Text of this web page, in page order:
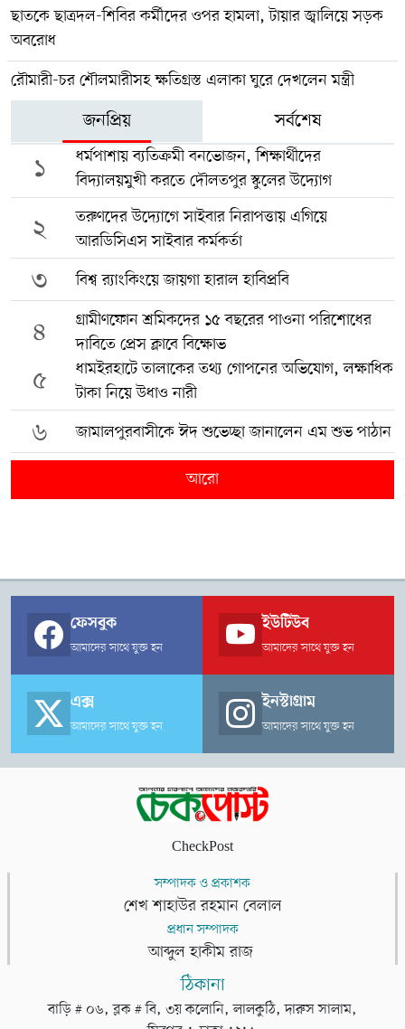
ছাতকে ছাত্রদল-শিবির কর্মীদের ওপর হামলা, টায়ার জ্বালিয়ে সড়ক
অবরোধ
রৌমারী-চর শৌলমারীসহ ক্ষতিগ্রস্ত এলাকা ঘুরে দেখলেন মন্ত্রী
জনপ্রিয় সর্বশেষ
১
ধর্মপাশায় ব্যতিক্রমী বনভোজন, শিক্ষার্থীদের
বিদ্যালয়মুখী করতে দৌলতপুর স্কুলের উদ্যোগ
২
তরুণদের উদ্যোগে সাইবার নিরাপত্তায় এগিয়ে
আরডিসিএস সাইবার কর্মকর্তা
৩ বিশ্ব র‍্যাংকিংয়ে জায়গা হারাল হাবিপ্রবি
৪
গ্রামীণফোন শ্রমিকদের ১৫ বছরের পাওনা পরিশোধের
দাবিতে প্রেস ক্লাবে বিক্ষোভ
৫
ধামইরহাটে তালাকের তথ্য গোপনের অভিযোগ, লক্ষাধিক
টাকা নিয়ে উধাও নারী
৬ জামালপুরবাসীকে ঈদ শুভেচ্ছা জানালেন এম শুভ পাঠান
আরো
ফেসবুক
আমাদের সাথে যুক্ত হন
ইউটিউব
আমাদের সাথে যুক্ত হন
এক্স
আমাদের সাথে যুক্ত হন
ইনস্টাগ্রাম
আমাদের সাথে যুক্ত হন
CheckPost
সম্পাদক ও প্রকাশক
শেখ শাহাউর রহমান বেলাল
প্রধান সম্পাদক
আব্দুল হাকীম রাজ
ঠিকানা
বাড়ি # ০৬, ব্লক # বি, ৩য় কলোনি, লালকুঠি, দারুস সালাম,